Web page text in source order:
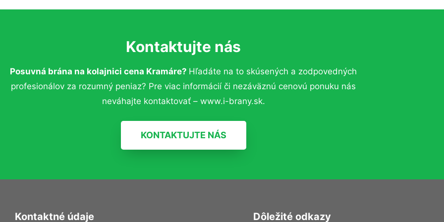
Kontaktujte nás
Posuvná brána na kolajnici cena Kramáre? Hľadáte na to skúsených a zodpovedných
profesionálov za rozumný peniaz? Pre viac informácií či nezáväznú cenovú ponuku nás
neváhajte kontaktovať – www.i-brany.sk.
KONTAKTUJTE NÁS
Kontaktné údaje Dôležité odkazy